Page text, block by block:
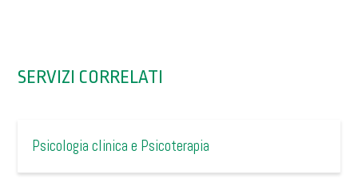
SERVIZI CORRELATI
Psicologia clinica e Psicoterapia